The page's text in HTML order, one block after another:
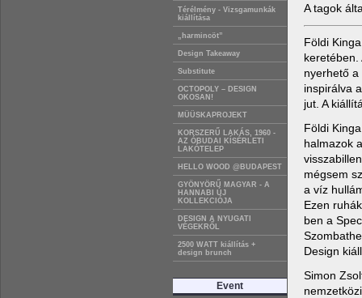
Térélmény - Vizsgamunkák
kiállítása
„harmincöt”
Design Takeaway
Substitute
OCTOPOLY – DESIGN
OKOSAN!
MÜÜSKAPROJEKT
KORSZERŰ LAKÁS, 1960 -
AZ ÓBUDAI KÍSÉRLETI
LAKÓTELEP
HELLO WOOD @BUDAPEST
GYÖNYÖRŰ MAGYAR - A
HANNABI ÚJ
KOLLEKCIÓJA
DESIGN A NYUGATI
VÉGEKRŐL
2500 WATT kiállítás +
design brunch
Event
A tagok
Földi
nyerhető
inspirálva
jut. A
Földi
halmazok
mégsem
a víz
Ezen
ben a
Design
Simon